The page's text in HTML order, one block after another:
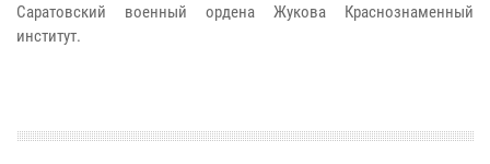
Саратовский военный ордена Жукова Краснознаменный
институт.